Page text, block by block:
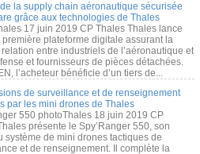
la supply chain aéronautique sécurisée
grâce aux technologies de Thales
17 juin 2019 CP Thales Thales lance
première plateforme digitale assurant la
entre industriels de l’aéronautique et
et fournisseurs de pièces détachées.
l’acheteur bénéficie d’un tiers de...
de surveillance et de renseignement
par les mini drones de Thales
550 photoThales 18 juin 2019 CP
présente le Spy’Ranger 550, son
système de mini drones tactiques de
et de renseignement. Il complète la